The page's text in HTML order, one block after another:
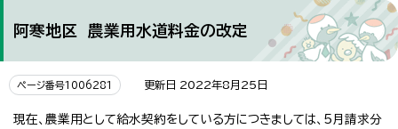
阿寒地区 農業用水道料金の改定
ページ番号1006281 更新日 2022年8月25日
現在、農業用として給水契約をしている方につきましては、5月請求分